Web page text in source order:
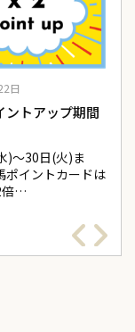
日
ントアップ期間
)～30日(火)ま
ポイントカードは
倍…